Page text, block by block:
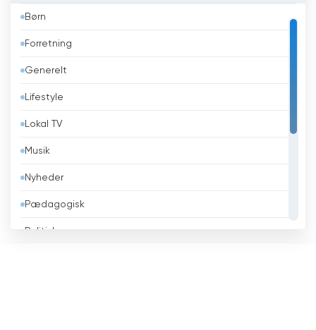
Bahrain
Bangladesh
Barbados
Belarus
Belgien
Belize
Benin
Bhutan
Børn
Forretning
Generelt
Lifestyle
Lokal TV
Musik
Nyheder
Pædagogisk
Politisk